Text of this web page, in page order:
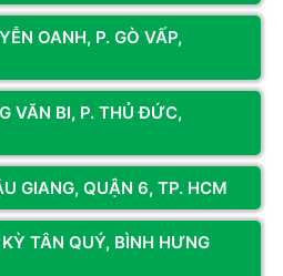
trường hợp bạn muốn copy file từ
copy” “địa chỉ lưu file copy” /y
OANH, P. GÒ VẤP,
VĂN BI, P. THỦ ĐỨC,
GIANG, QUẬN 6, TP. HCM
TÂN QUÝ, BÌNH HƯNG